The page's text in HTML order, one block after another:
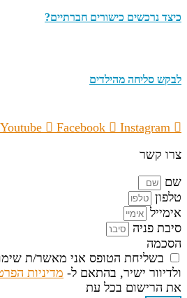
כיצד נרכשים כישורים חברתיים?
לבקש סליחה מהילדים
Youtube Facebook
Instagram
צרו קשר
שם
טלפון
אימייל
סיבת פניה
הסכמה
בשליחת הטופס אני מאשר/ת
ולדיוור ישיר, בהתאם ל- מדיניות
את הרישום בכל עת